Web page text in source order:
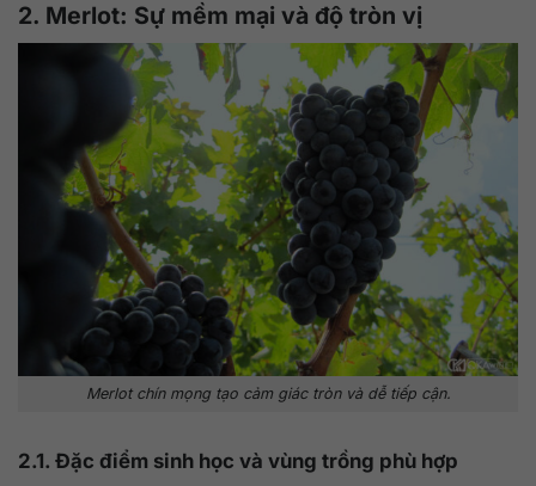
2. Merlot: Sự mềm mại và độ tròn vị
Merlot chín mọng tạo cảm giác tròn và dễ tiếp cận.
2.1. Đặc điểm sinh học và vùng trồng phù hợp